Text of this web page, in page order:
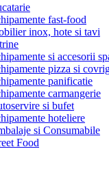
fast-food
inox, hote si tavi
si accesorii
pizza si
panificatie
carmangerie
si bufet
hoteliere
si Consumabile
Food